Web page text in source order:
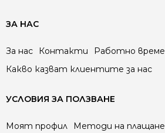
ЗА НАС
За нас Контакти
Работно време
Какво казват клиентите за нас
УСЛОВИЯ ЗА ПОЛЗВАНЕ
Моят профил
Методи на плащане